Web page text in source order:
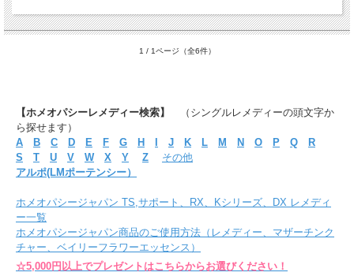
1 / 1ページ（全6件）
【ホメオパシーレメディー検索】
（シングルレメディーの頭文字か
ら探せます）
A
B C D E F G H J K L M N O P Q
R
S
T U V W X Y Z
その他
アルポ(LMポーテンシー）
ホメオパシージャパン TS,サポート、RX、Kシリーズ、DX レメディ
ー一覧
ホメオパシージャパン商品のご使用方法（レメディー、マザーチンク
チャー、ベイリーフラワーエッセンス）
☆5,000円以上でプレゼントはこちらからお選びください！